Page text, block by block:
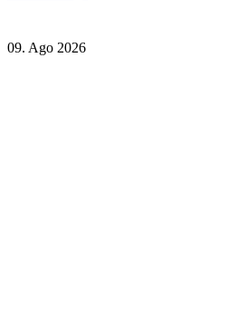
09. Ago 2026